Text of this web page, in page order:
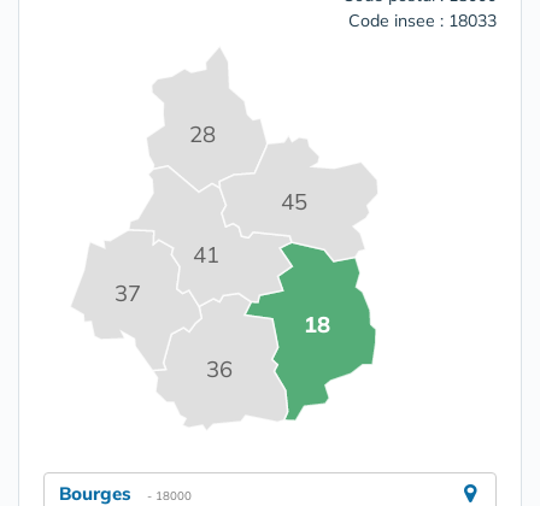
Code insee : 18033
18
28
36
37
41
45
Bourges - 18000